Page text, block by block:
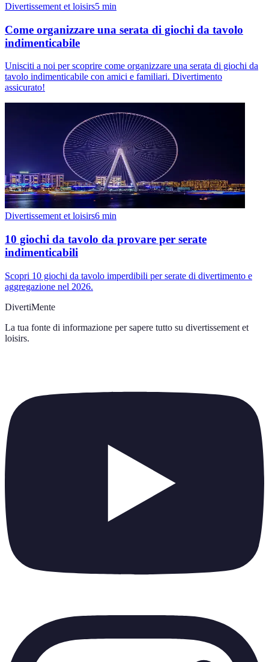
Divertissement et loisirs5 min
Come organizzare una serata di giochi da tavolo
indimenticabile
Unisciti a noi per scoprire come organizzare una serata di giochi da
tavolo indimenticabile con amici e familiari. Divertimento
assicurato!
Divertissement et loisirs6 min
10 giochi da tavolo da provare per serate
indimenticabili
Scopri 10 giochi da tavolo imperdibili per serate di divertimento e
aggregazione nel 2026.
DivertiMente
La tua fonte di informazione per sapere tutto su divertissement et
loisirs.